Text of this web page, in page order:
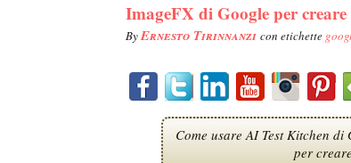
ImageFX di Google per
ByErnesto Tirinnanzi con etichette
Come usare AI Test Kitchen
per